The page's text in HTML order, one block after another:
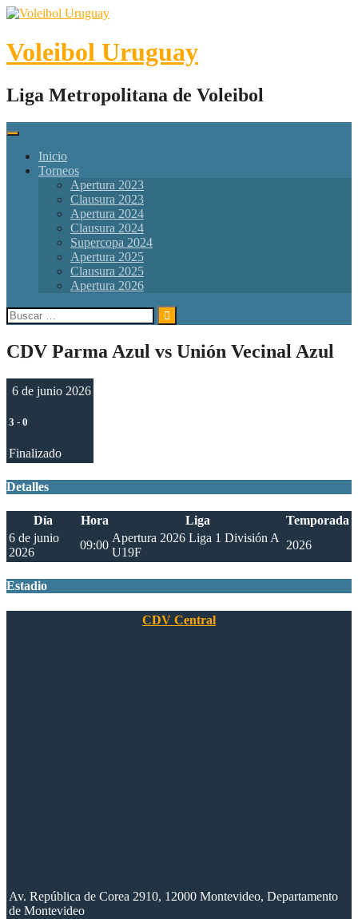
Skip
content
Voleibol Uruguay
Liga Metropolitana de Voleibol
Inicio
Torneos
Apertura 2023
Clausura 2023
Apertura 2024
Clausura 2024
Supercopa 2024
Apertura 2025
Clausura 2025
Apertura 2026
Buscar:
CDV Parma Azul vs Unión Vecinal Azul
6 de junio 2026
3 - 0
Finalizado
Detalles
Día Hora Liga
Temporada
6 de junio
2026
09:00
Apertura 2026 Liga 1 División A
U19F
2026
Estadio
CDV Central
Av. República de Corea 2910, 12000 Montevideo, Departamento
de Montevideo